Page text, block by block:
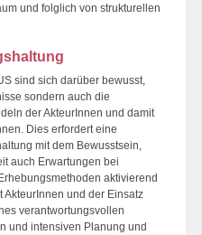
und folglich von strukturellen
sind sich darüber bewusst,
sondern auch die
der AkteurInnen und damit
Dies erfordert eine
mit dem Bewusstsein,
auch Erwartungen bei
aktivierend
und der Einsatz
verantwortungsvollen
und intensiven Planung und